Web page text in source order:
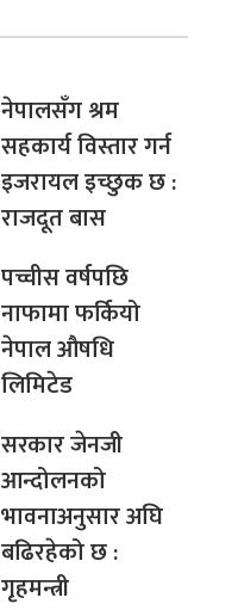
नेपालसँग श्रम
सहकार्य विस्तार गर्न
इजरायल इच्छुक छ :
राजदूत बास
पच्चीस वर्षपछि
नाफामा फर्कियो
नेपाल औषधि
लिमिटेड
सरकार जेनजी
आन्दोलनको
भावनाअनुसार अघि
बढिरहेको छ :
गृहमन्त्री